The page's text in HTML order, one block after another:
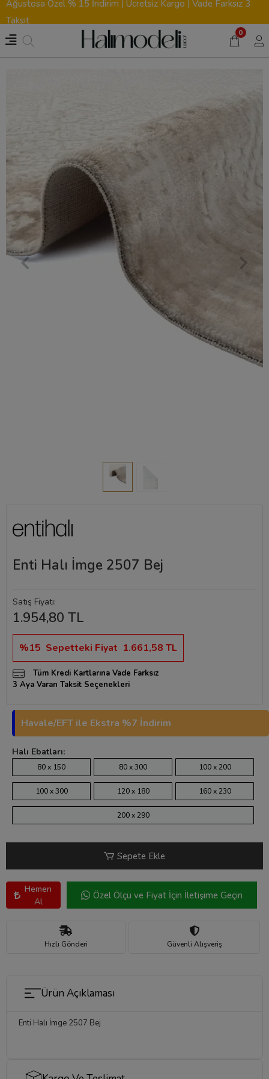
Ağustosa Özel % 15 İndirim | Ücretsiz Kargo | Vade Farksız 3
Taksit
0
Enti Halı İmge 2507 Bej
Satış Fiyatı:
1.954,80 TL
%15 Sepetteki Fiyat 1.661,58 TL
Tüm Kredi Kartlarına Vade Farksız
3 Aya Varan Taksit Seçenekleri
Havale/EFT ile Ekstra %7 İndirim
Halı Ebatları:
80 x 150 80 x 300 100 x 200
100 x 300 120 x 180 160 x 230
200 x 290
Sepete Ekle
Hemen
Al
Özel Ölçü ve Fiyat İçin İletişime Geçin
Hızlı Gönderi Güvenli Alışveriş
Ürün Açıklaması
Enti Halı İmge 2507 Bej